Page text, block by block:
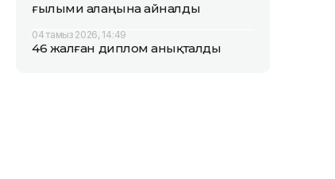
ғылыми алаңына айналды
04 тамыз 2026, 14:49
46 жалған диплом анықталды